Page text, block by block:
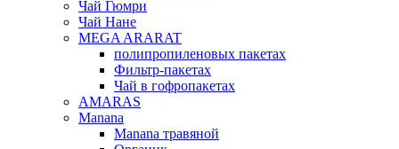
Чай Гюмри
Чай Нане
MEGA ARARAT
полипропиленовых пакетах
Фильтр-пакетах
Чай в гофропакетах
AMARAS
Manana
Manana травяной